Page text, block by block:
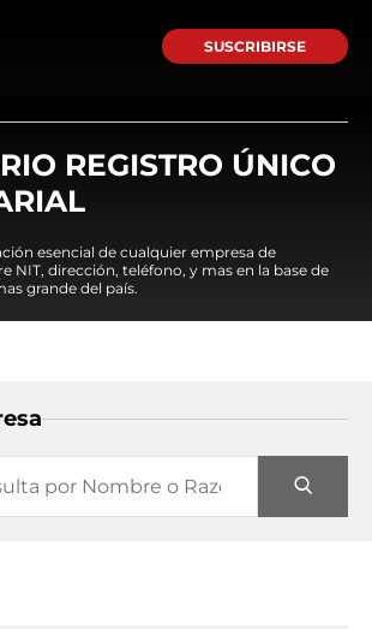
SUSCRIBIRSE
REGISTRO ÚNICO
esencial de cualquier empresa de
NIT, dirección, teléfono, y mas en la base de
grande del país.